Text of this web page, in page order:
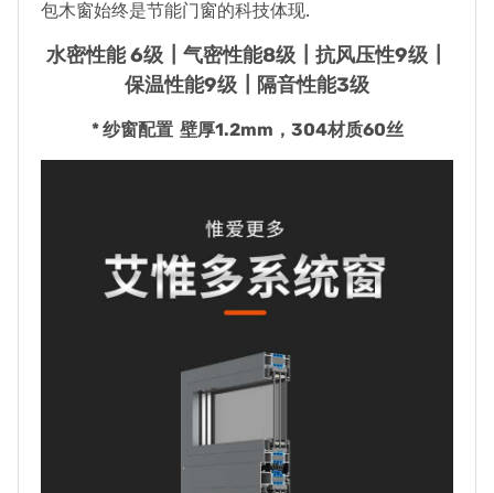
包木窗始终是节能门窗的科技体现.
水密性能 6级┃气密性能8级┃抗风压性9级┃
保温性能9级┃隔音性能3级
* 纱窗配置 壁厚1.2mm，304材质60丝